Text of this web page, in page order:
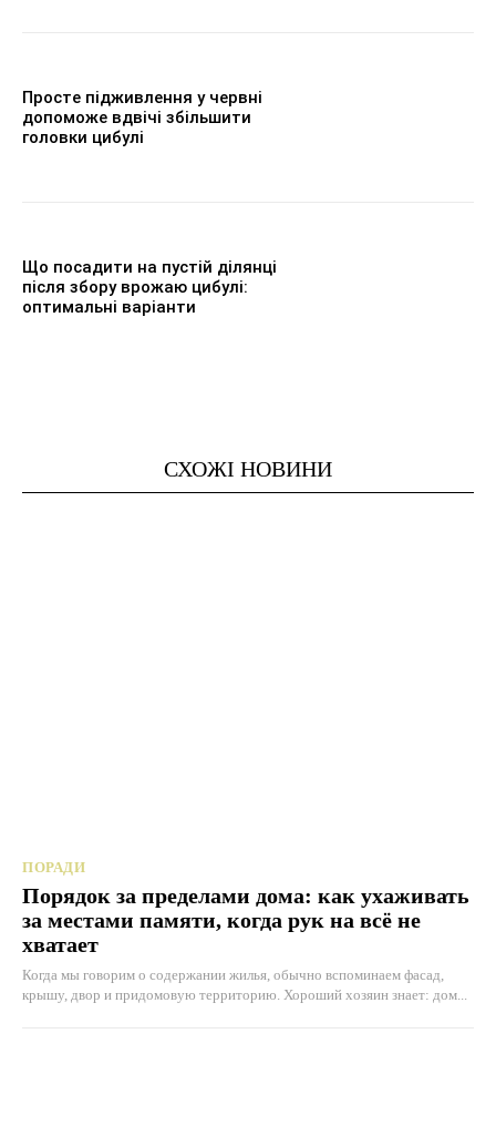
Просте підживлення у червні
допоможе вдвічі збільшити
головки цибулі
Що посадити на пустій ділянці
після збору врожаю цибулі:
оптимальні варіанти
СХОЖІ НОВИНИ
ПОРАДИ
Порядок за пределами дома: как ухаживать
за местами памяти, когда рук на всё не
хватает
Когда мы говорим о содержании жилья, обычно вспоминаем фасад,
крышу, двор и придомовую территорию. Хороший хозяин знает: дом...